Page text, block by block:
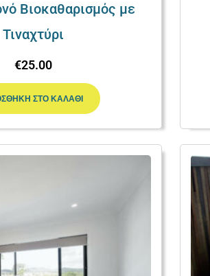
Βιοκαθαρισμός με
Τιναχτύρι
€25.00
ΣΤΟ ΚΑΛΆΘΙ